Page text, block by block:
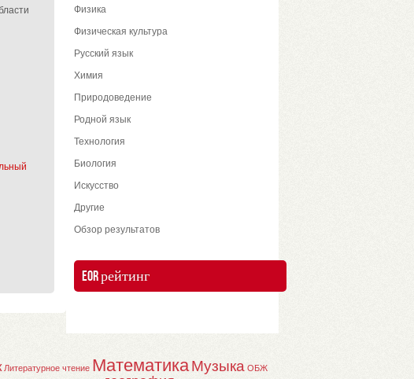
Физика
Физическая культура
Русский язык
Химия
Природоведение
Родной язык
Технология
Биология
Искусство
Другие
Обзор результатов
EOR рейтинг
Литературное чтение МатематикаМузыка ОБЖ